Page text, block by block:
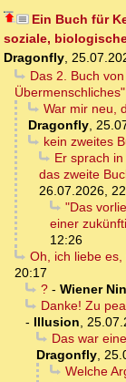
Ein Buch für
soziale,
Dragonfly,
Das 2. Buch
War mir neu,
Dragonfly,
kein zweites
Er sprach
das zweite
26.07.2026,
"Das
einer
12:26
Oh, ich liebe
20:17
?- Wiener
Danke! Zu
- Illusion,
Das war
Dragonfly,
Welche